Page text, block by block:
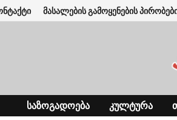
მასალების გამოყენების
ᲡᲐᲖᲝᲒᲐᲓᲝᲔᲑᲐ ᲙᲣᲚᲢᲣᲠᲐ